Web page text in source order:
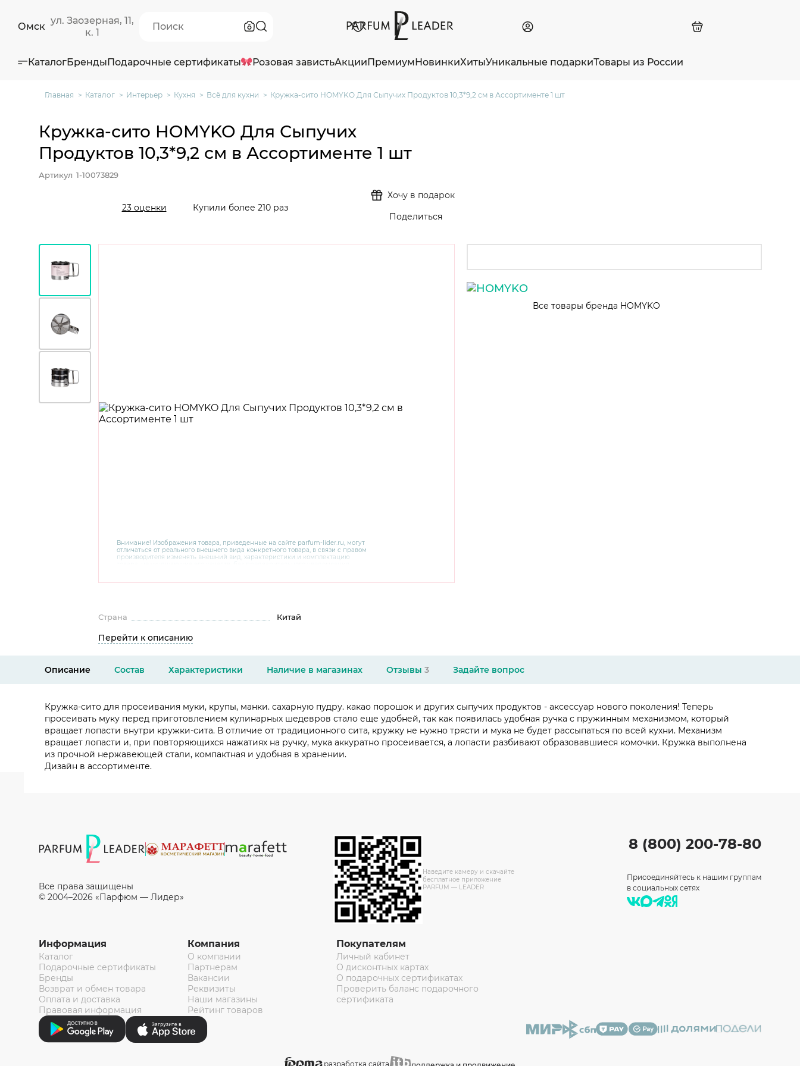
Омск
ул. Заозерная, 11,
к. 1
КаталогБрендыПодарочные сертификаты Розовая завистьАкцииПремиумНовинкиХитыУникальные подаркиТовары из России
Главная Каталог Интерьер Кухня Всё для кухни Кружка-сито HOMYKO Для Сыпучих Продуктов 10,3*9,2 см в Ассортименте 1 шт
Внимание! Изображения товара, приведенные на сайте parfum-lider.ru, могут
отличаться от реального внешнего вида конкретного товара, в связи с правом
производителя изменять внешний вид, характеристики и комплектацию
консультантов по номеру 8 800 200 78 80.
Кружка-сито HOMYKO Для Сыпучих
Продуктов 10,3*9,2 см в Ассортименте 1 шт
Артикул 1-10073829
23 оценки Купили более 210 раз
Хочу в подарок
Поделиться
Страна Китай
Перейти к описанию
Все товары бренда HOMYKO
Описание Состав Характеристики Наличие в магазинах Отзывы 3 Задайте вопрос
Кружка-сито для просеивания муки, крупы, манки. сахарную пудру. какао порошок и других сыпучих продуктов - аксессуар нового поколения! Теперь
просеивать муку перед приготовлением кулинарных шедевров стало еще удобней, так как появилась удобная ручка с пружинным механизмом, который
вращает лопасти внутри кружки-сита. В отличие от традиционного сита, кружку не нужно трясти и мука не будет рассыпаться по всей кухни. Механизм
вращает лопасти и, при повторяющихся нажатиях на ручку, мука аккуратно просеивается, а лопасти разбивают образовавшиеся комочки. Кружка выполнена
из прочной нержавеющей стали, компактная и удобная в хранении.
Дизайн в ассортименте.
Все права защищены
© 2004–2026 «Парфюм — Лидер»
Наведите камеру и скачайте
бесплатное приложение
PARFUM — LEADER
Информация
Каталог
Подарочные сертификаты
Бренды
Возврат и обмен товара
Оплата и доставка
Правовая информация
Компания
О компании
Партнерам
Вакансии
Реквизиты
Наши магазины
Рейтинг товаров
Покупателям
Личный кабинет
О дисконтных картах
О подарочных сертификатах
Проверить баланс подарочного
сертификата
8 (800) 200-78-80
Присоединяйтесь к нашим группам
в социальных сетях
разработка сайта